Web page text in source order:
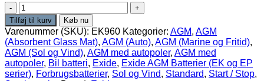
Exide
EK960
12V
96Ah
850A/EN
AGM
Startbatteri
Tilføj til kurv Køb nu
Varenummer (SKU): EK960 Kategorier: AGM, AGM
(Absorbent Glass Mat), AGM (Auto), AGM (Marine og Fritid),
AGM (Sol og Vind), AGM med autopoler, AGM med
autopoler, Bil batteri, Exide, Exide AGM Batterier (EK og EP
serier), Forbrugsbatterier, Sol og Vind, Standard, Start / Stop,